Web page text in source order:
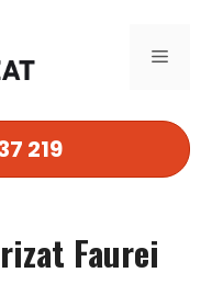
MENIU
219
Faurei